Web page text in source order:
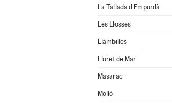
La Tallada d'Empordà
Les Llosses
Llambilles
Lloret de Mar
Masarac
Molló